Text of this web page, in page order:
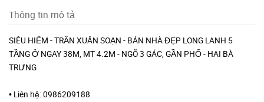
Thông tin mô tả
SIÊU HIẾM - TRẦN XUÂN SOẠN - BÁN NHÀ ĐẸP LONG LANH 5
TẦNG Ở NGAY 38M, MT 4.2M - NGÕ 3 GÁC, GẦN PHỐ - HAI BÀ
TRƯNG
• Liên hệ: 0986209188